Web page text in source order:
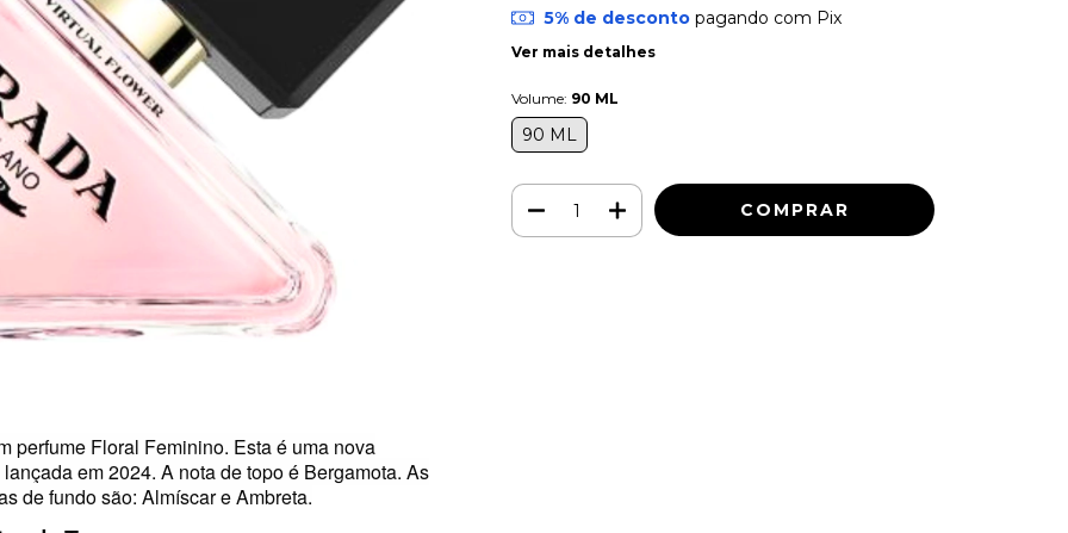
perfume Floral Feminino. Esta é uma nova
em 2024. A nota de topo é Bergamota. As
de fundo são: Almíscar e Ambreta.
5% de descontopagando com Pix
Ver mais detalhes
Volume: 90 ML
90 ML